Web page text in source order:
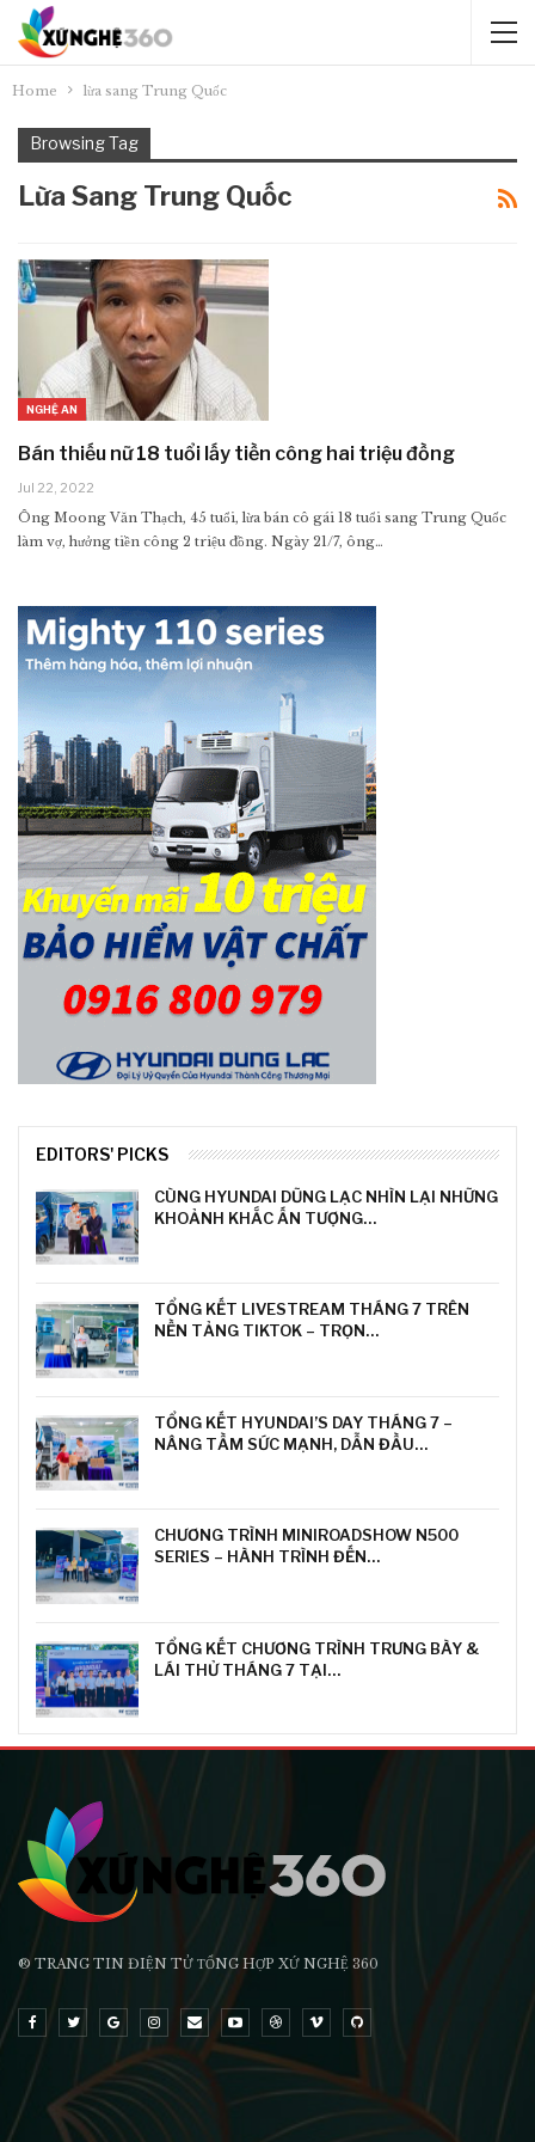
Home lừa sang Trung Quốc
Browsing Tag
Lừa Sang Trung Quốc
NGHỆ AN
Bán thiếu nữ 18 tuổi lấy tiền công hai triệu đồng
Jul 22, 2022
Ông Moong Văn Thạch, 45 tuổi, lừa bán cô gái 18 tuổi sang Trung Quốc
làm vợ, hưởng tiền công 2 triệu đồng. Ngày 21/7, ông…
EDITORS' PICKS
CÙNG HYUNDAI DŨNG LẠC NHÌN LẠI NHỮNG
KHOẢNH KHẮC ẤN TƯỢNG…
TỔNG KẾT LIVESTREAM THÁNG 7 TRÊN
NỀN TẢNG TIKTOK – TRỌN…
TỔNG KẾT HYUNDAI’S DAY THÁNG 7 –
NÂNG TẦM SỨC MẠNH, DẪN ĐẦU…
CHƯƠNG TRÌNH MINIROADSHOW N500
SERIES – HÀNH TRÌNH ĐẾN…
TỔNG KẾT CHƯƠNG TRÌNH TRƯNG BÀY &
LÁI THỬ THÁNG 7 TẠI…
® TRANG TIN ĐIỆN TỬ ТỔNG HỢP XỨ NGHỆ 360